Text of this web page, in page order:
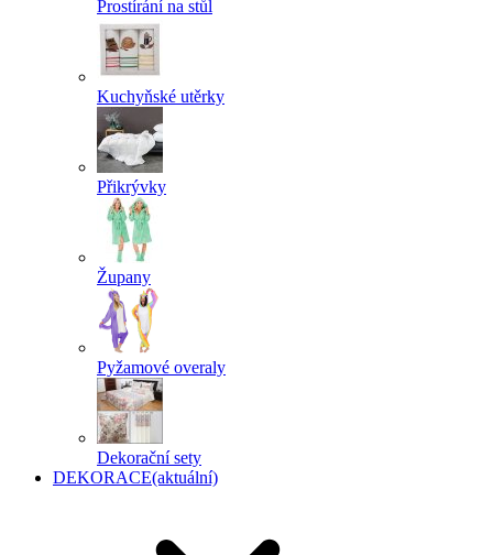
Prostírání na stůl
Kuchyňské utěrky
Přikrývky
Župany
Pyžamové overaly
Dekorační sety
DEKORACE(aktuální)